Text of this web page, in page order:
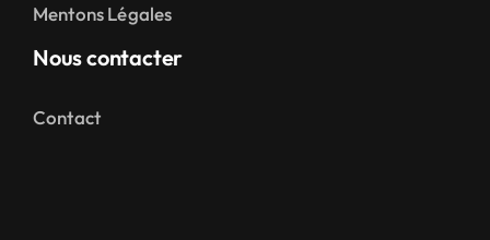
Mentons Légales
Nous contacter
Contact